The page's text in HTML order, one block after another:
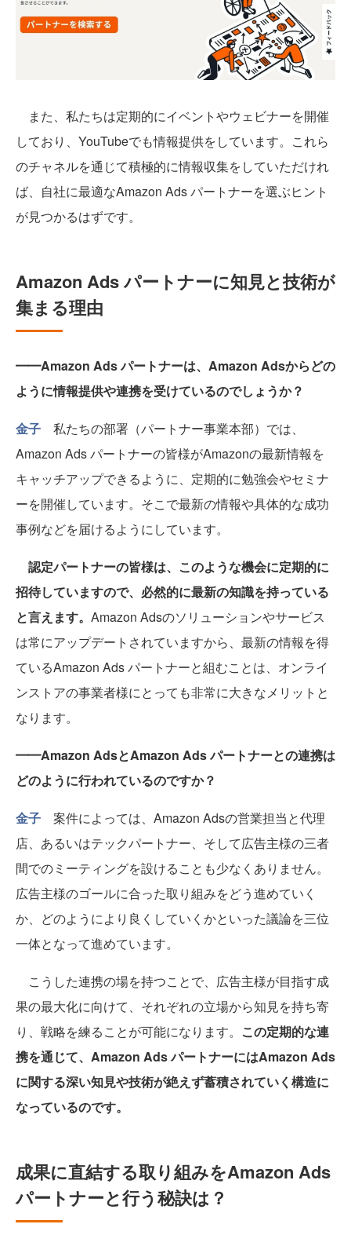
また、私たちは定期的にイベントやウェビナーを開催
しており、YouTubeでも情報提供をしています。これら
のチャネルを通じて積極的に情報収集をしていただけれ
ば、自社に最適なAmazon Ads パートナーを選ぶヒント
が見つかるはずです。
Amazon Ads パートナーに知見と技術が
集まる理由
━━Amazon Ads パートナーは、Amazon Adsからどの
ように情報提供や連携を受けているのでしょうか？
金子 私たちの部署（パートナー事業本部）では、
Amazon Ads パートナーの皆様がAmazonの最新情報を
キャッチアップできるように、定期的に勉強会やセミナ
ーを開催しています。そこで最新の情報や具体的な成功
事例などを届けるようにしています。
認定パートナーの皆様は、このような機会に定期的に
招待していますので、必然的に最新の知識を持っている
と言えます。 Amazon Adsのソリューションやサービス
は常にアップデートされていますから、最新の情報を得
ているAmazon Ads パートナーと組むことは、オンライ
ンストアの事業者様にとっても非常に大きなメリットと
なります。
━━Amazon AdsとAmazon Ads パートナーとの連携は
どのように行われているのですか？
金子 案件によっては、Amazon Adsの営業担当と代理
店、あるいはテックパートナー、そして広告主様の三者
間でのミーティングを設けることも少なくありません。
広告主様のゴールに合った取り組みをどう進めていく
か、どのようにより良くしていくかといった議論を三位
一体となって進めています。
こうした連携の場を持つことで、広告主様が目指す成
果の最大化に向けて、それぞれの立場から知見を持ち寄
り、戦略を練ることが可能になります。 この定期的な連
携を通じて、Amazon Ads パートナーにはAmazon Ads
に関する深い知見や技術が絶えず蓄積されていく構造に
なっているのです。
成果に直結する取り組みをAmazon Ads
パートナーと行う秘訣は？